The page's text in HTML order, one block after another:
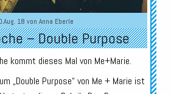
18 von Anna Eberle
– Double Purpose
kommt dieses Mal von Me+Marie.
„Double Purpose“ von Me + Marie ist